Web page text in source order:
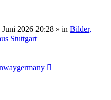
Juni 2026 20:28 » in Bilder,
Stuttgart